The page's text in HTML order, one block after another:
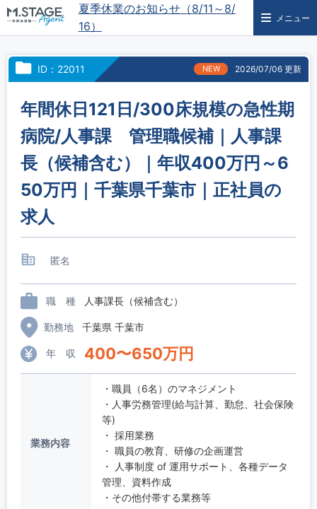
夏季休業のお知らせ（8/11～8/
16）
メニュー
ID：22011 NEW 2026/07/06 更新
年間休日121日/300床規模の急性期
病院/人事課 管理職候補｜人事課
長（候補含む）｜年収400万円～6
50万円｜千葉県千葉市｜正社員の
求人
匿名
職 種 人事課長（候補含む）
勤務地 千葉県 千葉市
年 収 400〜650万円
業務内容
・職員（6名）のマネジメント
・人事労務管理(給与計算、勤怠、社会保険
等)
・ 採用業務
・ 職員の教育、研修の企画運営
・ 人事制度 of 運用サポート、各種データ
管理、資料作成
・その他付帯する業務等